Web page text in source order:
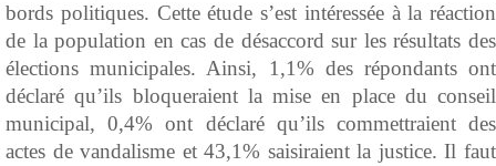
bords politiques. Cette étude s’est intéressée à la réaction
de la population en cas de désaccord sur les résultats des
élections municipales. Ainsi, 1,1% des répondants ont
déclaré qu’ils bloqueraient la mise en place du conseil
municipal, 0,4% ont déclaré qu’ils commettraient des
actes de vandalisme et 43,1% saisiraient la justice. Il faut